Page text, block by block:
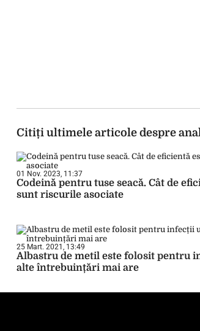
Citiți ultimele articole despre
01 Nov. 2023, 11:37
Codeină pentru tuse seacă. Cât de
sunt riscurile asociate
25 Mart. 2021, 13:49
Albastru de metil este folosit pentru
alte întrebuințări mai are